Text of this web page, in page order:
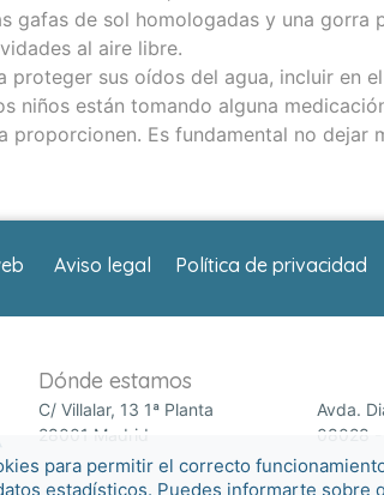
gafas de sol homologadas y una gorra
al aire libre.
proteger sus oídos del agua, incluir en
niños están tomando alguna
proporcionen. Es fundamental no dejar
Aviso legal Política de privacidad
Dónde estamos
C/ Villalar, 13 1ª Planta
28001 Madrid
Avda.
08028 -
para permitir el correcto
estadísticos. Puedes informarte sobre